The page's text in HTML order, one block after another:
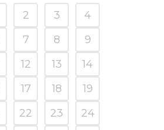
2 3
4
7 8
9
12 13
14
17 18
19
22 23
24